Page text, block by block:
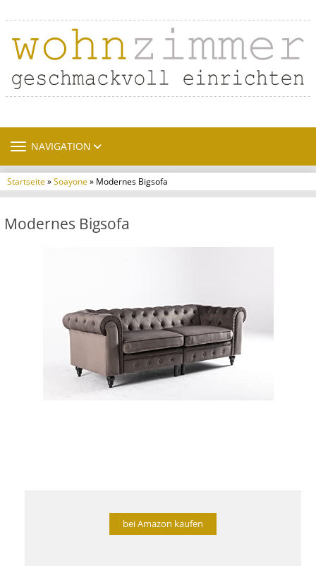
TOGGLE NAVIGATION
NAVIGATION
Startseite»Soayone» Modernes Bigsofa
Modernes Bigsofa
bei Amazon kaufen